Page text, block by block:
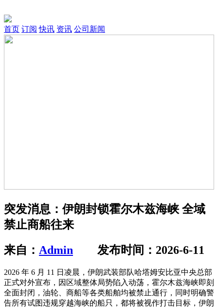
首页 订阅 快讯 资讯 公司新闻
突发消息：伊朗封锁霍尔木兹海峡 全域
禁止商船往来
来自： Admin 发布时间：2026-6-11
2026 年 6 月 11 日凌晨，伊朗武装部队哈塔姆安比亚中央总部
正式对外宣布，因区域整体局势陷入动荡，霍尔木兹海峡即刻
全面封闭，油轮、商船等各类船舶均被禁止通行，同时明确警
告所有试图违规穿越海峡的船只，都将被视作打击目标，伊朗